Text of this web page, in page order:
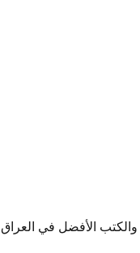
الأفضل في العراق